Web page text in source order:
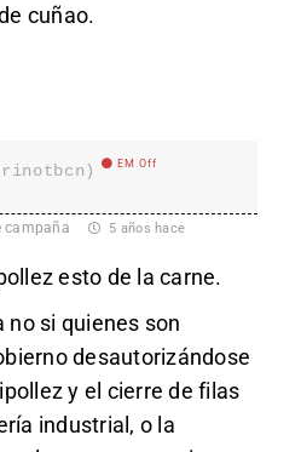
cuñao.
EM Off
campaña 5 años hace
esto de la carne.
no si quienes son
desautorizándose
y el cierre de filas
industrial, o la